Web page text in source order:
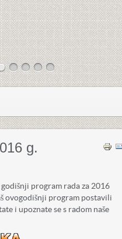
g.
program rada za 2016
ovogodišnji program postavili
i upoznate se s radom naše